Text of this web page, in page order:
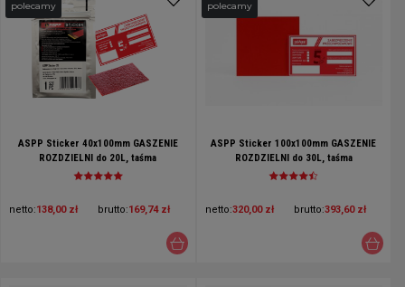
ASPP Sticker 40x100mm GASZENIE
ROZDZIELNI do 20L, taśma
ogniochronna w blistrze, plaster ppoż
netto:138,00 zł brutto:169,74 zł
polecamy
ASPP Sticker 100x100mm GASZENIE
ROZDZIELNI do 30L, taśma
ogniochronna, plaster ppoż do
netto:320,00 zł brutto:393,60 zł
polecamy